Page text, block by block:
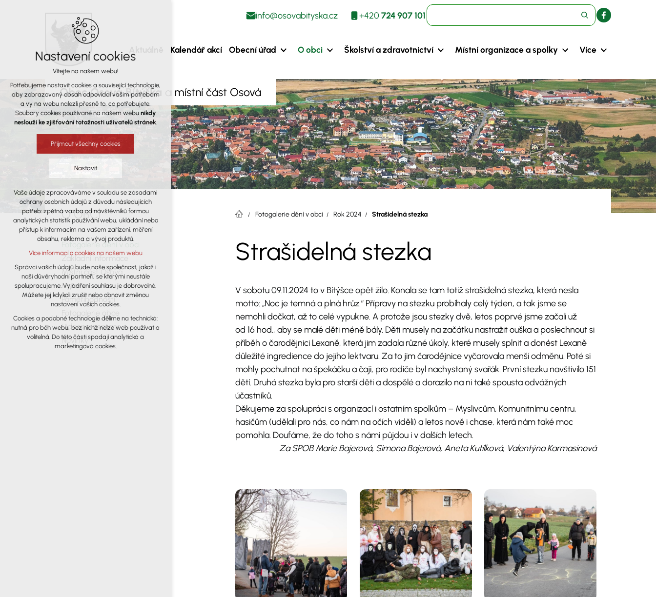
info@osovabityska.cz +420724 907 101
Kalendář akcí Obecní úřad O obci Školství a zdravotnictví Místní organizace a spolky Více
Obec Osová Bítýška a místní část Osová
Fotogalerie dění v obci Rok 2024 Strašidelná stezka
Strašidelná stezka
V sobotu 09.11.2024 to v Bítýšce opět žilo. Konala se tam totiž strašidelná stezka, která nesla
motto: „Noc je temná a plná hrůz.“ Přípravy na stezku probíhaly celý týden, a tak jsme se
nemohli dočkat, až to celé vypukne. A protože jsou stezky dvě, letos poprvé jsme začali už
od 16 hod., aby se malé děti méně bály. Děti musely na začátku nastražit ouška a poslechnout si
příběh o čarodějnici Lexaně, která jim zadala různé úkoly, které musely splnit a donést Lexaně
důležité ingredience do jejího lektvaru. Za to jim čarodějnice vyčarovala menší odměnu. Poté si
mohly pochutnat na špekáčku a čaji, pro rodiče byl nachystaný svařák. První stezku navštívilo 151
dětí. Druhá stezka byla pro starší děti a dospělé a dorazilo na ni také spousta odvážných
účastníků.
Děkujeme za spolupráci s organizací i ostatním spolkům – Myslivcům, Komunitnímu centru,
hasičům (udělali pro nás, co nám na očích viděli) a letos nově i chase, která nám také moc
pomohla. Doufáme, že do toho s námi půjdou i v dalších letech.
Za SPOB Marie Bajerová, Simona Bajerová, Aneta Kutílková, Valentýna Karmasinová
O OBCI
Fotogalerie dění v obci
Základní informace
Místní část Osová
Historie
Pamětihodnosti
Videoprezentace
Novinky
Nastavení cookies
Vítejte na našem webu!
Potřebujeme nastavit cookies a související technologie,
aby zobrazovaný obsah odpovídal vašim potřebám
a vy na webu nalezli přesně to, co potřebujete.
Soubory cookies používané na našem webu nikdy
neslouží ke zjišťování totožnosti uživatelů stránek.
Přijmout všechny cookies
Nastavit
Technická cookies
nutná pro provozování webu
udržení kontextu stránek (session): případná
přihlášení, volby jazyka, apod.
analytická pro anonymizované
vyhodnocení návštěvnosti
marketingová cookies (Google)
Více informací o cookies na našem webu
Přijmout všechny cookies
Odmítnout vše
Vaše údaje zpracováváme v souladu se zásadami
ochrany osobních údajů z důvodu následujících
potřeb: zpětná vazba od návštěvníků formou
analytických statistik používání webu, ukládání nebo
přístup k informacím na vašem zařízení, měření
obsahu, reklama a vývoj produktů.
Více informací o cookies na našem webu
Správci vašich údajů bude naše společnost, jakož i
naši důvěryhodní partneři, se kterými neustále
spolupracujeme. Vyjádření souhlasu je dobrovolné.
Můžete jej kdykoli zrušit nebo obnovit změnou
nastavení vašich cookies.
Cookies a podobné technologie dělíme na technická:
nutná pro běh webu, bez nichž nelze web používat a
volitelná. Do této části spadají analytická a
marketingová cookies.